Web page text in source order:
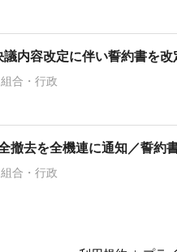
議内容改定に伴い誓約書を改
組合・行政
撤去を全機連に通知／誓約
組合・行政